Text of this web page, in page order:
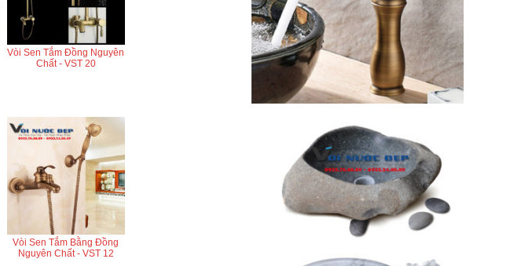
Vòi Sen Tắm Đồng Nguyên
Chất - VST 20
Vòi Sen Tắm Bằng Đồng
Nguyên Chất - VST 12